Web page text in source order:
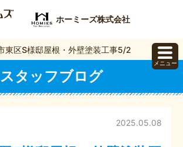
ホーミーズ株式会社
東区S様邸屋根・外壁塗装工事5/2
スタッフブログ
2025.05.08
メニュー